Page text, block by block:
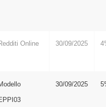
Online 30/09/2025
30/09/2025